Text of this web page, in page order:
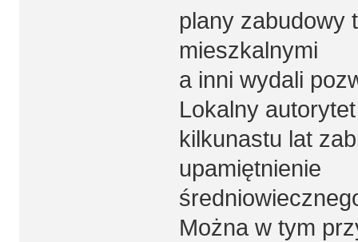
plany zabudowy
mieszkalnymi
a inni wydali
Lokalny
kilkunastu lat
upamiętnienie
Można w tym